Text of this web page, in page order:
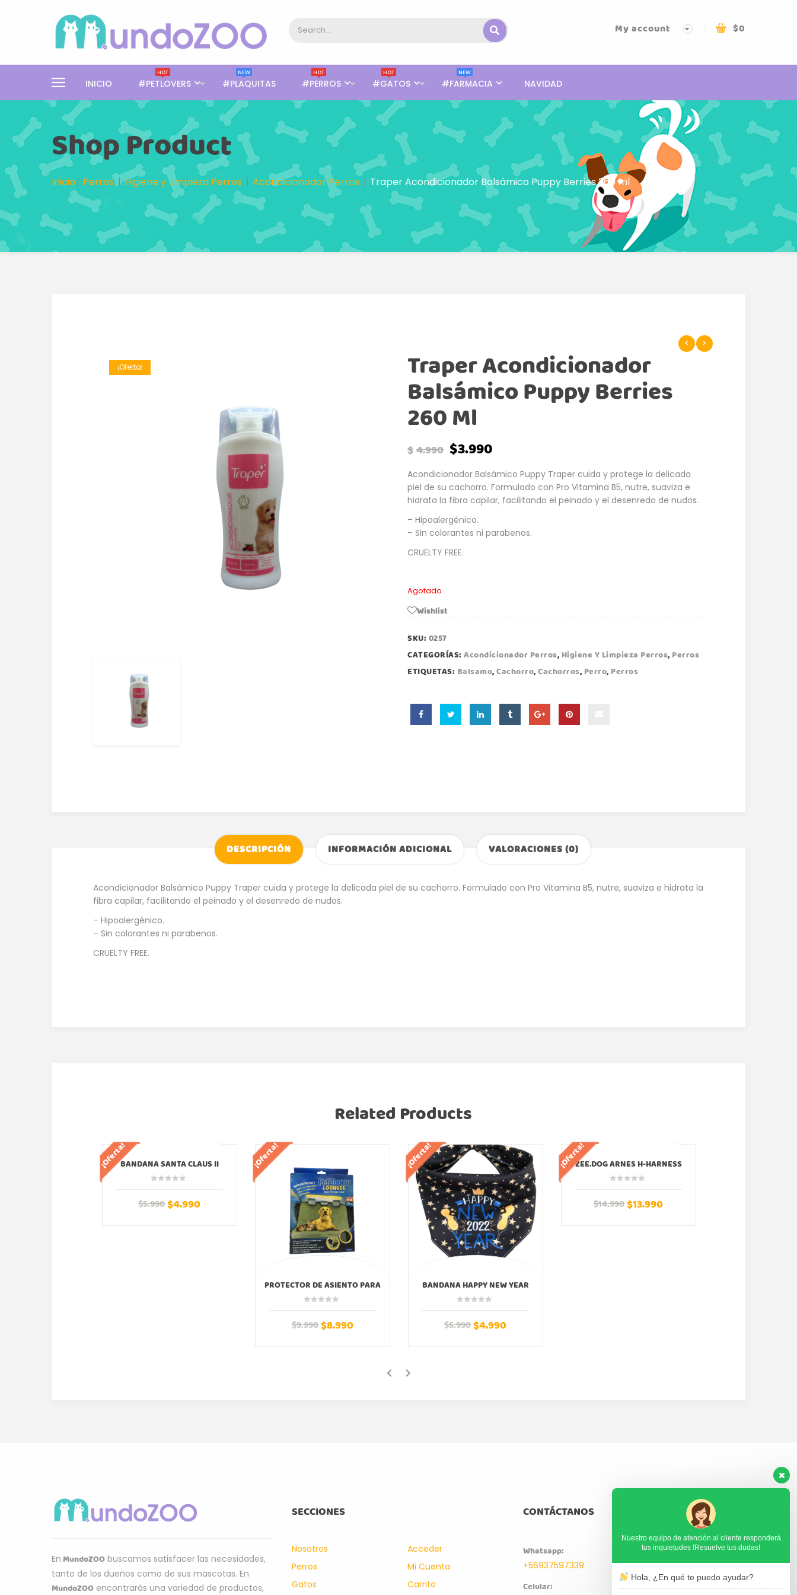
$0
My account
INICIO #PETLOVERS
HOT
#PLAQUITAS
NEW
#PERROS
HOT
#GATOS
HOT
#FARMACIA
NEW
NAVIDAD
Shop Product
Inicio Perros Higiene y Limpieza Perros Acondicionador Perros Traper Acondicionador Balsámico Puppy Berries 260 ml
¡Oferta! Traper Acondicionador
Balsámico Puppy Berries
260 Ml
$4.990 $3.990
Acondicionador Balsámico Puppy Traper cuida y protege la delicada
piel de su cachorro. Formulado con Pro Vitamina B5, nutre, suaviza e
hidrata la fibra capilar, facilitando el peinado y el desenredo de nudos.
– Hipoalergénico.
– Sin colorantes ni parabenos.
CRUELTY FREE.
Agotado
Wishlist
SKU: 0257
CATEGORÍAS: Acondicionador Perros, Higiene Y Limpieza Perros, Perros
ETIQUETAS: Balsamo,Cachorro,Cachorros, Perro, Perros
DESCRIPCIÓN INFORMACIÓN ADICIONAL VALORACIONES (0)
Acondicionador Balsámico Puppy Traper cuida y protege la delicada piel de su cachorro. Formulado con Pro Vitamina B5, nutre, suaviza e hidrata la
fibra capilar, facilitando el peinado y el desenredo de nudos.
– Hipoalergénico.
– Sin colorantes ni parabenos.
CRUELTY FREE.
Related Products
¡Oferta!BANDANA SANTA CLAUS II
NAVIDAD
$5.990$4.990
¡Oferta!
PROTECTOR DE ASIENTO PARA
AUTOS
$9.990$8.990
¡Oferta!
BANDANA HAPPY NEW YEAR
2022 AÑO NUEVO
$5.990$4.990
¡Oferta!ZEE.DOG ARNES H-HARNESS
BORDEAU ZEEDOG
$14.990$13.990
En MundoZOO buscamos satisfacer las necesidades,
tanto de los dueños como de sus mascotas. En
MundoZOO encontrarás una variedad de productos,
SECCIONES
Nosotros
Perros
Gatos
Acceder
Mi Cuenta
Carrito
CONTÁCTANOS
Whatsapp:
+56937597339
Celular:
Nuestro equipo de atención al cliente responderá
tus inquietudes !Resuelve tus dudas!
Hola, ¿En qué te puedo ayudar?